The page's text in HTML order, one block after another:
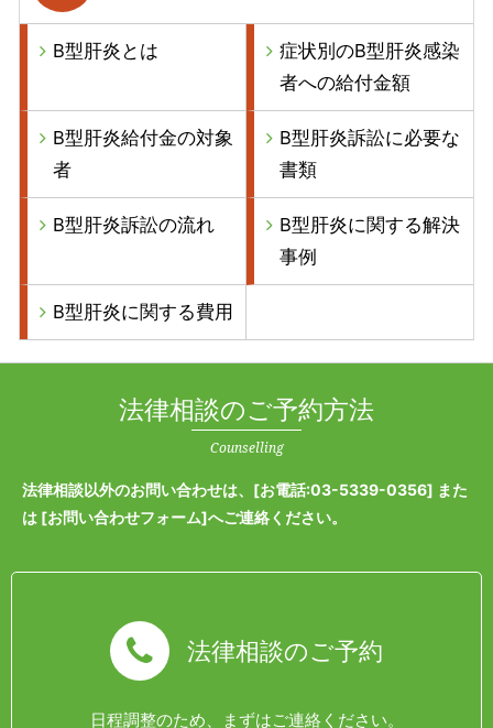
B型肝炎とは
症状別のB型肝炎感染
者への給付金額
B型肝炎給付金の対象
者
B型肝炎訴訟に必要な
書類
B型肝炎訴訟の流れ
B型肝炎に関する解決
事例
B型肝炎に関する費用
法律相談のご予約方法
Counselling
法律相談以外のお問い合わせは、[お電話:03-5339-0356] また
は [お問い合わせフォーム]へご連絡ください。
法律相談のご予約
日程調整のため、まずはご連絡ください。